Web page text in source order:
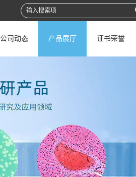
公司动态 产品展厅 证书荣誉